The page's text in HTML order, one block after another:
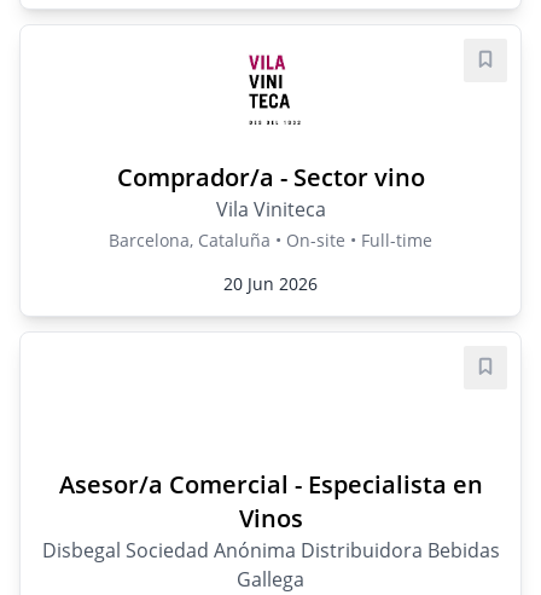
Comprador/a - Sector vino
Vila Viniteca
Barcelona, Cataluña • On-site • Full-time
20 Jun 2026
Save
Asesor/a Comercial - Especialista en
Vinos
Disbegal Sociedad Anónima Distribuidora Bebidas
Gallega
Save